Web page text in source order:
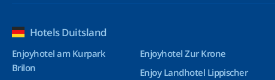
Hotels Duitsland
Enjoyhotel am Kurpark
Brilon
Enjoyhotel Zur Krone
Enjoy Landhotel Lippischer